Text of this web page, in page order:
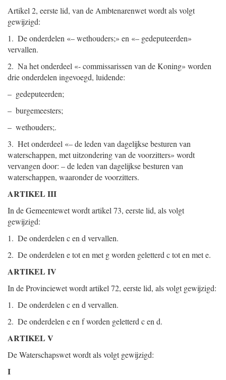
Artikel 2, eerste lid, van de Ambtenarenwet wordt als volgt
gewijzigd:
1. De onderdelen «– wethouders;» en «– gedeputeerden»
vervallen.
2. Na het onderdeel «- commissarissen van de Koning» worden
drie onderdelen ingevoegd, luidende:
– gedeputeerden;
– burgemeesters;
– wethouders;.
3. Het onderdeel «– de leden van dagelijkse besturen van
waterschappen, met uitzondering van de voorzitters» wordt
vervangen door: – de leden van dagelijkse besturen van
waterschappen, waaronder de voorzitters.
ARTIKEL III
In de Gemeentewet wordt artikel 73, eerste lid, als volgt
gewijzigd:
1. De onderdelen c en d vervallen.
2. De onderdelen e tot en met g worden geletterd c tot en met e.
ARTIKEL IV
In de Provinciewet wordt artikel 72, eerste lid, als volgt gewijzigd:
1. De onderdelen c en d vervallen.
2. De onderdelen e en f worden geletterd c en d.
ARTIKEL V
De Waterschapswet wordt als volgt gewijzigd:
I